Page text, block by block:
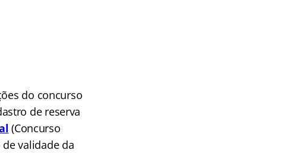
do concurso
de reserva
(Concurso
validade da